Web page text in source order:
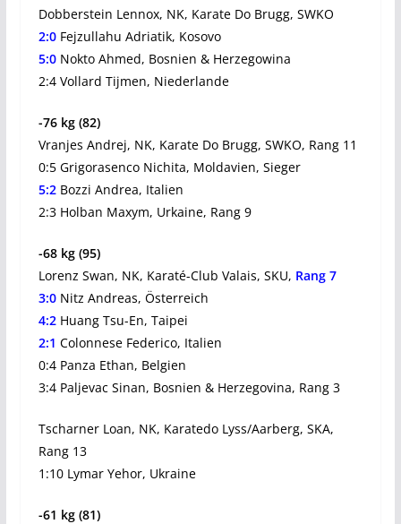
Dobberstein Lennox, NK, Karate Do Brugg, SWKO
2:0 Fejzullahu Adriatik, Kosovo
5:0 Nokto Ahmed, Bosnien & Herzegowina
2:4 Vollard Tijmen, Niederlande
-76 kg (82)
Vranjes Andrej, NK, Karate Do Brugg, SWKO, Rang 11
0:5 Grigorasenco Nichita, Moldavien, Sieger
5:2 Bozzi Andrea, Italien
2:3 Holban Maxym, Urkaine, Rang 9
-68 kg (95)
Lorenz Swan, NK, Karaté-Club Valais, SKU, Rang 7
3:0 Nitz Andreas, Österreich
4:2 Huang Tsu-En, Taipei
2:1 Colonnese Federico, Italien
0:4 Panza Ethan, Belgien
3:4 Paljevac Sinan, Bosnien & Herzegovina, Rang 3
Tscharner Loan, NK, Karatedo Lyss/Aarberg, SKA,
Rang 13
1:10 Lymar Yehor, Ukraine
-61 kg (81)